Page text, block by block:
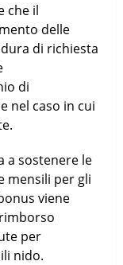
che il
delle
di richiesta
di
nel caso in cui
a sostenere le
mensili per gli
viene
per
nido.